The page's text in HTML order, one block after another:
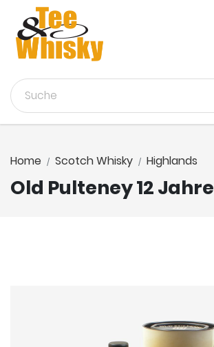
Old Pulteney 12 Jahre
Home Scotch Whisky Highlands